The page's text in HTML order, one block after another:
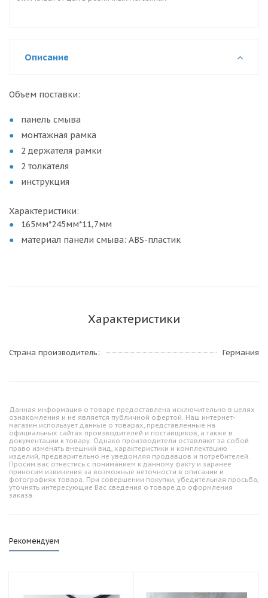
Описание
Объем поставки:
панель смыва
монтажная рамка
2 держателя рамки
2 толкателя
инструкция
Характеристики:
165мм*245мм*11,7мм
материал панели смыва: ABS-пластик
Характеристики
Страна производитель Германия
Данная информация о товаре предоставлена исключительно в целях
ознакомления и не является публичной офертой. Наш интернет-
магазин использует данные о товарах, представленные на
официальных сайтах производителей и поставщиков, а также в
документации к товару. Однако производители оставляют за собой
право изменять внешний вид, характеристики и комплектацию
изделий, предварительно не уведомляя продавцов и потребителей.
Просим вас отнестись с пониманием к данному факту и заранее
приносим извинения за возможные неточности в описании и
фотографиях товара. При совершении покупки, убедительная просьба,
уточнять интересующие Вас сведения о товаре до оформления
заказа.
Рекомендуем